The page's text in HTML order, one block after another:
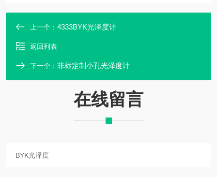
上一个： 4333BYK光泽度计
返回列表
下一个： 非标定制小孔光泽度计
在线留言